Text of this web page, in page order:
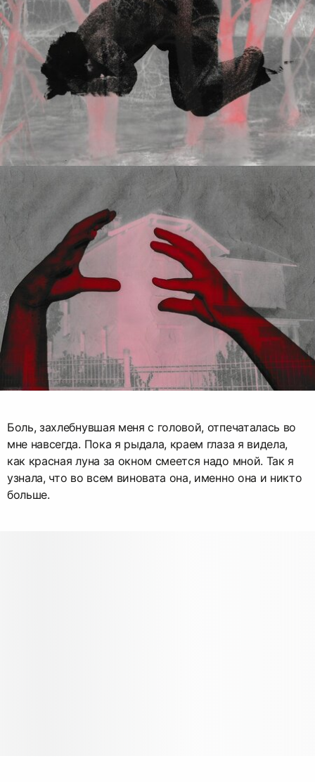
Боль, захлебнувшая меня с головой, отпечаталась во
мне навсегда. Пока я рыдала, краем глаза я видела,
как красная луна за окном смеется надо мной. Так я
узнала, что во всем виновата она, именно она и никто
больше.